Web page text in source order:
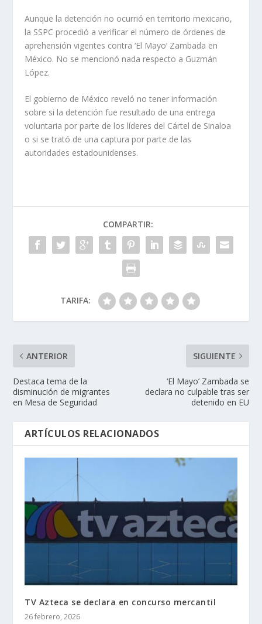
Aunque la detención no ocurrió en territorio mexicano,
la SSPC procedió a verificar el número de órdenes de
aprehensión vigentes contra ‘El Mayo’ Zambada en
México. No se mencionó nada respecto a Guzmán
López.
El gobierno de México reveló no tener información
sobre si la detención fue resultado de una entrega
voluntaria por parte de los líderes del Cártel de Sinaloa
o si se trató de una captura por parte de las
autoridades estadounidenses.
COMPARTIR:
TARIFA:
ANTERIOR
Destaca tema de la
disminución de migrantes
en Mesa de Seguridad
SIGUIENTE
‘El Mayo’ Zambada se
declara no culpable tras ser
detenido en EU
ARTÍCULOS RELACIONADOS
TV Azteca se declara en concurso mercantil
26 febrero, 2026